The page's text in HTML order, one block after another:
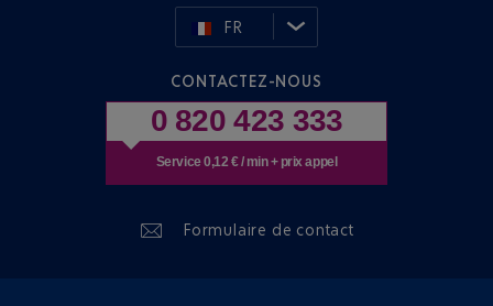
FR
CONTACTEZ-NOUS
0 820 423 333
Service 0,12 € / min + prix appel
Formulaire de contact